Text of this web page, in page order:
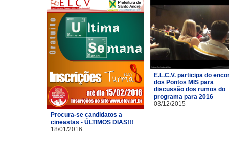
Procura-se candidatos a
cineastas - ÚLTIMOS DIAS!!!
18/01/2016
E.L.C.V. participa do
dos Pontos MIS para
discussão dos rumos do
programa para 2016
03/12/2015